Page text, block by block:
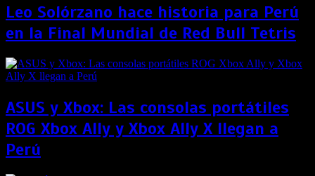
Leo Solórzano hace historia para Perú
en la Final Mundial de Red Bull Tetris
ASUS y Xbox: Las consolas portátiles
ROG Xbox Ally y Xbox Ally X llegan a
Perú